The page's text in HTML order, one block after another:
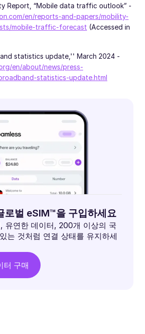
Report, “Mobile data traffic outlook” -
en/reports-and-papers/mobility-
mobile-traffic-forecast (Accessed in
statistics update,'' March 2024 -
en/about/news/press-
statistics-update.html
로벌 eSIM™을 구입하세요
유연한 데이터, 200개 이상의 국
는 것처럼 연결 상태를 유지하세
터 구매